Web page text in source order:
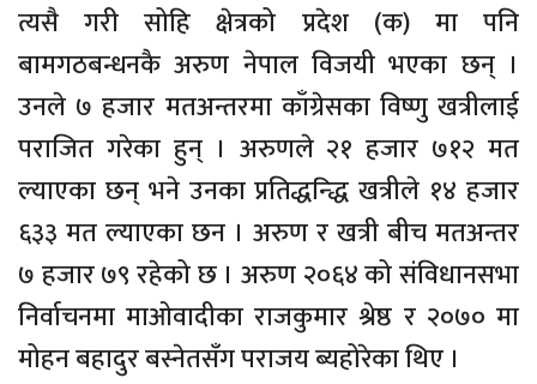
त्यसै गरी सोहि क्षेत्रको प्रदेश (क) मा पनि
बामगठबन्धनकै अरुण नेपाल विजयी भएका छन् ।
उनले ७ हजार मतअन्तरमा काँग्रेसका विष्णु खत्रीलाई
पराजित गरेका हुन् । अरुणले २१ हजार ७१२ मत
ल्याएका छन् भने उनका प्रतिद्धन्द्धि खत्रीले १४ हजार
६३३ मत ल्याएका छन । अरुण र खत्री बीच मतअन्तर
७ हजार ७९ रहेको छ । अरुण २०६४ को संविधानसभा
निर्वाचनमा माओवादीका राजकुमार श्रेष्ठ र २०७० मा
मोहन बहादुर बस्नेतसँग पराजय ब्यहोरेका थिए ।